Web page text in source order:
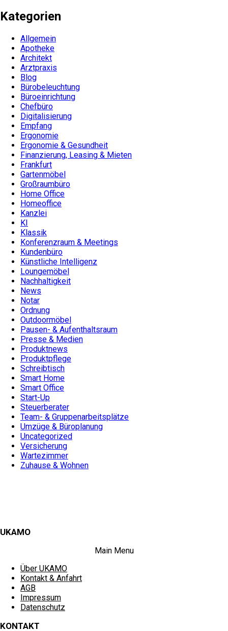
Kategorien
Allgemein
Apotheke
Architekt
Arztpraxis
Blog
Bürobeleuchtung
Büroeinrichtung
Chefbüro
Digitalisierung
Empfang
Ergonomie
Ergonomie & Gesundheit
Finanzierung, Leasing & Mieten
Frankfurt
Gartenmöbel
Großraumbüro
Home Office
Homeoffice
Kanzlei
KI
Klassik
Konferenzraum & Meetings
Kundenbüro
Künstliche Intelligenz
Loungemöbel
Nachhaltigkeit
News
Notar
Ordnung
Outdoormöbel
Pausen- & Aufenthaltsraum
Presse & Medien
Produktnews
Produktpflege
Schreibtisch
Smart Home
Smart Office
Start-Up
Steuerberater
Team- & Gruppenarbeitsplätze
Umzüge & Büroplanung
Uncategorized
Versicherung
Wartezimmer
Zuhause & Wohnen
UKAMO
Main Menu
Über UKAMO
Kontakt & Anfahrt
AGB
Impressum
Datenschutz
KONTAKT